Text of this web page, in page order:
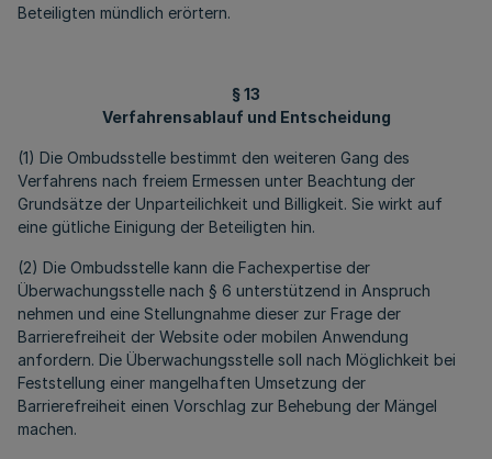
Beteiligten mündlich erörtern.
§ 13
Verfahrensablauf und Entscheidung
(1) Die Ombudsstelle bestimmt den weiteren Gang des
Verfahrens nach freiem Ermessen unter Beachtung der
Grundsätze der Unparteilichkeit und Billigkeit. Sie wirkt auf
eine gütliche Einigung der Beteiligten hin.
(2) Die Ombudsstelle kann die Fachexpertise der
Überwachungsstelle nach § 6 unterstützend in Anspruch
nehmen und eine Stellungnahme dieser zur Frage der
Barrierefreiheit der Website oder mobilen Anwendung
anfordern. Die Überwachungsstelle soll nach Möglichkeit bei
Feststellung einer mangelhaften Umsetzung der
Barrierefreiheit einen Vorschlag zur Behebung der Mängel
machen.